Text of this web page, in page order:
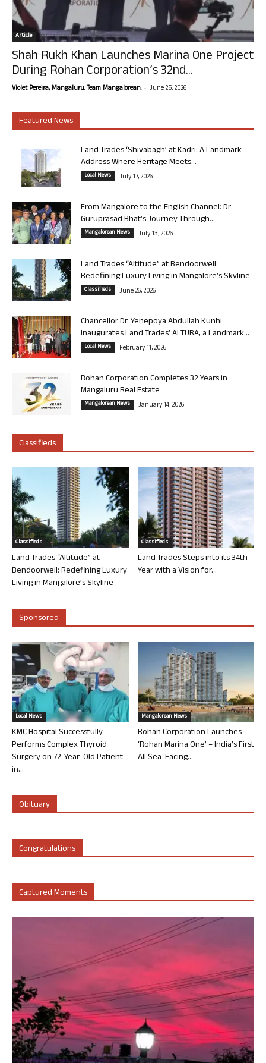
Article
Shah Rukh Khan Launches Marina One Project
During Rohan Corporation’s 32nd...
Violet Pereira, Mangaluru. Team Mangalorean. - June 25, 2026
Featured News
Land Trades ‘Shivabagh’ at Kadri: A Landmark
Address Where Heritage Meets...
Local News July 17, 2026
From Mangalore to the English Channel: Dr
Guruprasad Bhat’s Journey Through...
Mangalorean News July 13, 2026
Land Trades “Altitude” at Bendoorwell:
Redefining Luxury Living in Mangalore’s Skyline
Classifieds June 26, 2026
Chancellor Dr. Yenepoya Abdullah Kunhi
Inaugurates Land Trades’ ALTURA, a Landmark...
Local News February 11, 2026
Rohan Corporation Completes 32 Years in
Mangaluru Real Estate
Mangalorean News January 14, 2026
Classifieds
Classifieds
Land Trades “Altitude” at
Bendoorwell: Redefining Luxury
Living in Mangalore’s Skyline
Classifieds
Land Trades Steps into its 34th
Year with a Vision for...
Sponsored
Local News
KMC Hospital Successfully
Performs Complex Thyroid
Surgery on 72-Year-Old Patient
in...
Mangalorean News
Rohan Corporation Launches
‘Rohan Marina One’ – India’s First
All Sea-Facing...
Obituary
Congratulations
Captured Moments